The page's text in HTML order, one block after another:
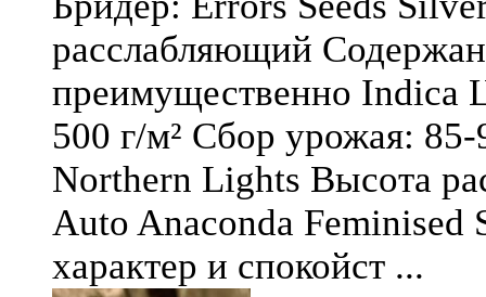
расслабляющий
преимущественно Indica
500 г/м² Сбор урожая:
Northern Lights Высота
Auto Anaconda
характер и спокойст ...